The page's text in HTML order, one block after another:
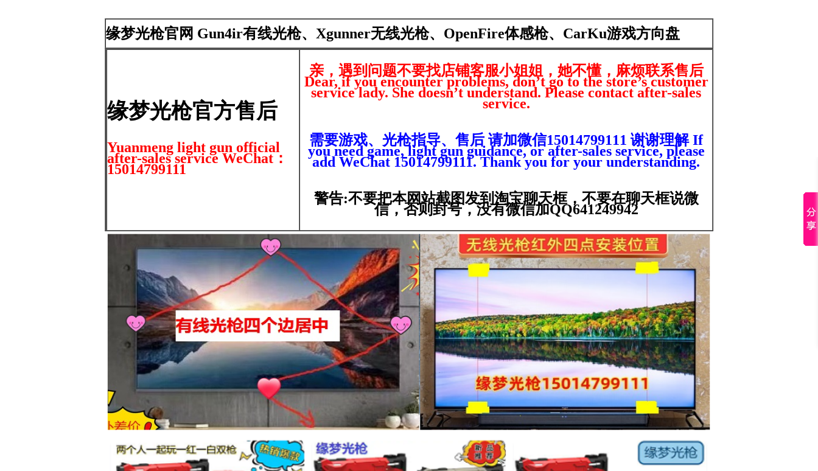
缘梦光枪官网 Gun4ir有线光枪、Xgunner无线光枪、OpenFire体感枪、CarKu游戏方向盘
缘梦光枪官方售后
Yuanmeng light gun official
after-sales service WeChat：
15014799111
亲，遇到问题不要找店铺客服小姐姐，她不懂，麻烦联系售后
Dear, if you encounter problems, don’t go to the store’s customer
service lady. She doesn’t understand. Please contact after-sales
service.
需要游戏、光枪指导、售后 请加微信15014799111 谢谢理解 If
you need game, light gun guidance, or after-sales service, please
add WeChat 15014799111. Thank you for your understanding.
警告:不要把本网站截图发到淘宝聊天框，不要在聊天框说微
信，否则封号，没有微信加QQ641249942